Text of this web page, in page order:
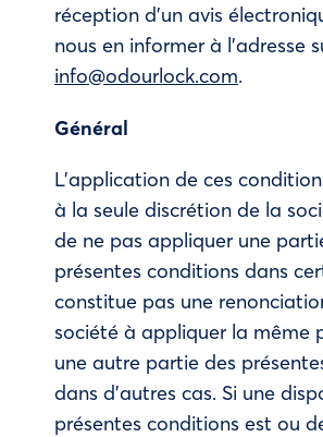
réception d’un avis
nous en informer à l’adresse
info@odourlock.com.
Général
L’application de ces
à la seule discrétion de la
de ne pas appliquer une
présentes conditions dans
constitue pas une
société à appliquer la même
une autre partie des
dans d’autres cas. Si une
présentes conditions est ou